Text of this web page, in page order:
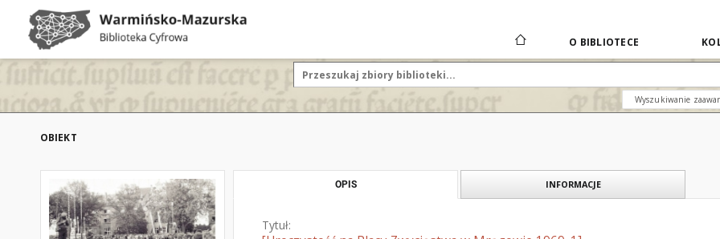
O BIBLIOTECE
Wyszukiwanie
OBIEKT
OPIS INFORMACJE
Tytuł: